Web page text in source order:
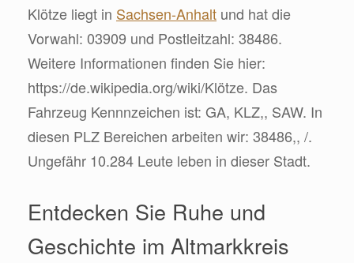
Klötze liegt in Sachsen-Anhalt und hat die
Vorwahl: 03909 und Postleitzahl: 38486.
Weitere Informationen finden Sie hier:
https://de.wikipedia.org/wiki/Klötze. Das
Fahrzeug Kennnzeichen ist: GA, KLZ,, SAW. In
diesen PLZ Bereichen arbeiten wir: 38486,, /.
Ungefähr 10.284 Leute leben in dieser Stadt.
Entdecken Sie Ruhe und
Geschichte im Altmarkkreis